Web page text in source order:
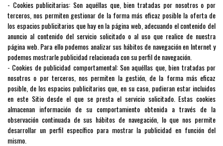
- Cookies publicitarias: Son aquéllas que, bien tratadas por nosotros o por
terceros, nos permiten gestionar de la forma más eficaz posible la oferta de
los espacios publicitarios que hay en la página web, adecuando el contenido del
anuncio al contenido del servicio solicitado o al uso que realice de nuestra
página web. Para ello podemos analizar sus hábitos de navegación en Internet y
podemos mostrarle publicidad relacionada con su perfil de navegación.
- Cookies de publicidad comportamental: Son aquéllas que, bien tratadas por
nosotros o por terceros, nos permiten la gestión, de la forma más eficaz
posible, de los espacios publicitarios que, en su caso, pudieran estar incluidos
en este Sitio desde el que se presta el servicio solicitado. Estas cookies
almacenan información de su comportamiento obtenida a través de la
observación continuada de sus hábitos de navegación, lo que nos permite
desarrollar un perfil específico para mostrar la publicidad en función del
mismo.